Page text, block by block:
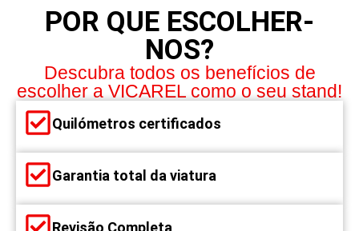
POR QUE ESCOLHER-
NOS?
Descubra todos os benefícios de
escolher a VICAREL como o seu stand!
Quilómetros certificados
Garantia total da viatura
Revisão Completa